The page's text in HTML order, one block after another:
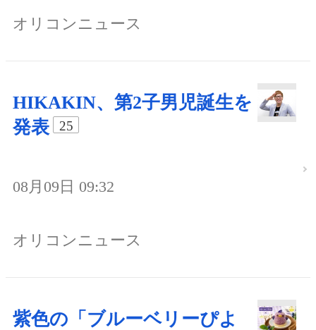
オリコンニュース
HIKAKIN、第2子男児誕生を
発表
25
08月09日 09:32
オリコンニュース
紫色の「ブルーベリーぴよ